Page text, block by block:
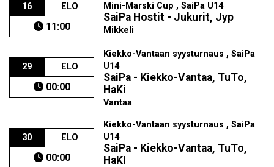
16 ELO
11:00
Mini-Marski Cup , SaiPa U14
SaiPa Hostit - Jukurit, Jyp
Mikkeli
29 ELO
00:00
Kiekko-Vantaan syysturnaus , SaiPa
U14
SaiPa - Kiekko-Vantaa, TuTo,
HaKi
Vantaa
30 ELO
00:00
Kiekko-Vantaan syysturnaus , SaiPa
U14
SaiPa - Kiekko-Vantaa, TuTo,
HaKI